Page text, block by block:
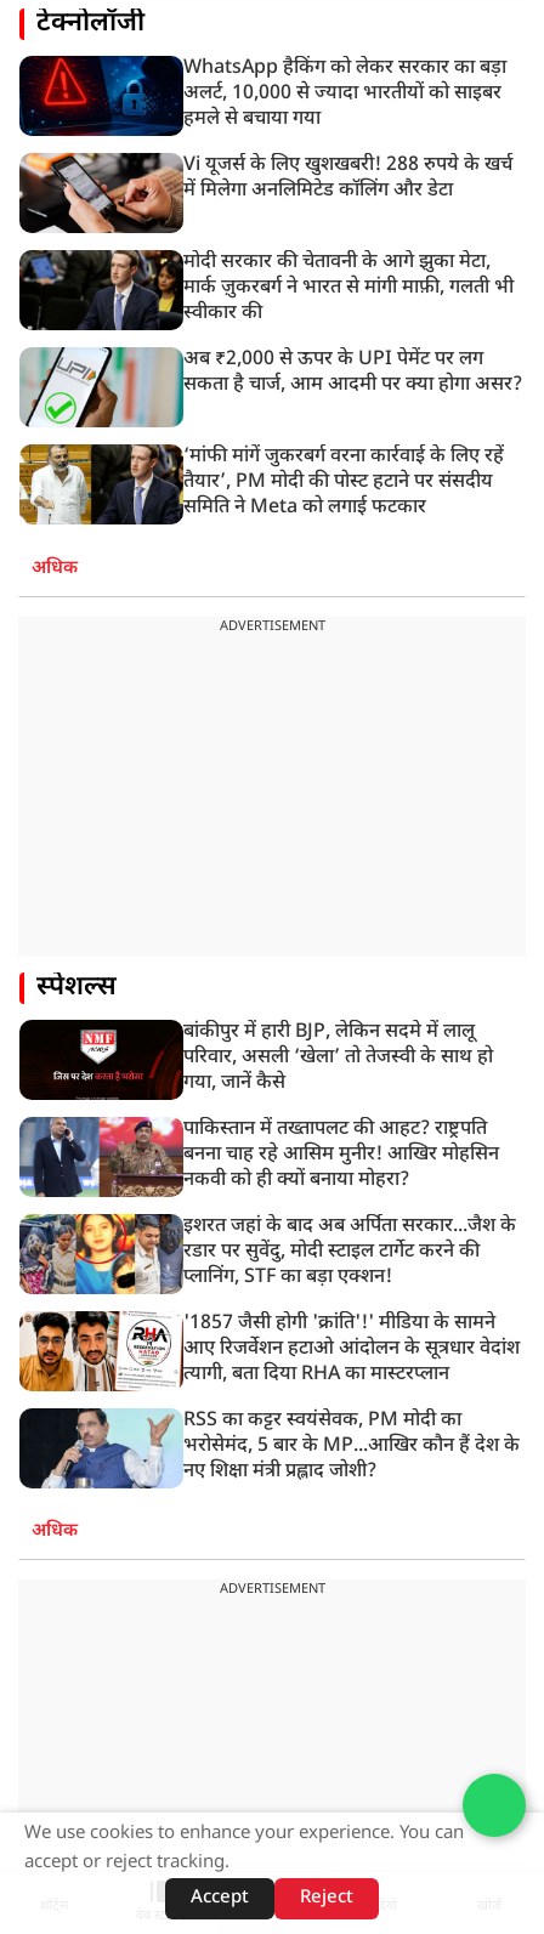
टेक्नोलॉजी
WhatsApp हैकिंग को लेकर सरकार का बड़ा
अलर्ट, 10,000 से ज्यादा भारतीयों को साइबर
हमले से बचाया गया
Vi यूजर्स के लिए खुशखबरी! 288 रुपये के खर्च
में मिलेगा अनलिमिटेड कॉलिंग और डेटा
मोदी सरकार की चेतावनी के आगे झुका मेटा,
मार्क ज़ुकरबर्ग ने भारत से मांगी माफ़ी, गलती भी
स्वीकार की
अब ₹2,000 से ऊपर के UPI पेमेंट पर लग
सकता है चार्ज, आम आदमी पर क्या होगा असर?
‘मांफी मांगें जुकरबर्ग वरना कार्रवाई के लिए रहें
तैयार’, PM मोदी की पोस्ट हटाने पर संसदीय
समिति ने Meta को लगाई फटकार
अधिक
ADVERTISEMENT
स्पेशल्स
बांकीपुर में हारी BJP, लेकिन सदमे में लालू
परिवार, असली ‘खेला’ तो तेजस्वी के साथ हो
गया, जानें कैसे
पाकिस्तान में तख्तापलट की आहट? राष्ट्रपति
बनना चाह रहे आसिम मुनीर! आखिर मोहसिन
नकवी को ही क्यों बनाया मोहरा?
इशरत जहां के बाद अब अर्पिता सरकार...जैश के
रडार पर सुवेंदु, मोदी स्टाइल टार्गेट करने की
प्लानिंग, STF का बड़ा एक्शन!
'1857 जैसी होगी 'क्रांति'!' मीडिया के सामने
आए रिजर्वेशन हटाओ आंदोलन के सूत्रधार वेदांश
त्यागी, बता दिया RHA का मास्टरप्लान
RSS का कट्टर स्वयंसेवक, PM मोदी का
भरोसेमंद, 5 बार के MP...आखिर कौन हैं देश के
नए शिक्षा मंत्री प्रह्लाद जोशी?
अधिक
ADVERTISEMENT
वेब स्टोरीज़
We use cookies to enhance your experience. You can
accept or reject tracking.
Accept
Reject